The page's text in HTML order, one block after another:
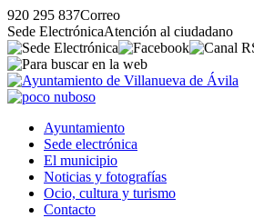
920 295 837Correo
Sede ElectrónicaAtención al ciudadano
Ayuntamiento
Sede electrónica
El municipio
Noticias y fotografías
Ocio, cultura y turismo
Contacto